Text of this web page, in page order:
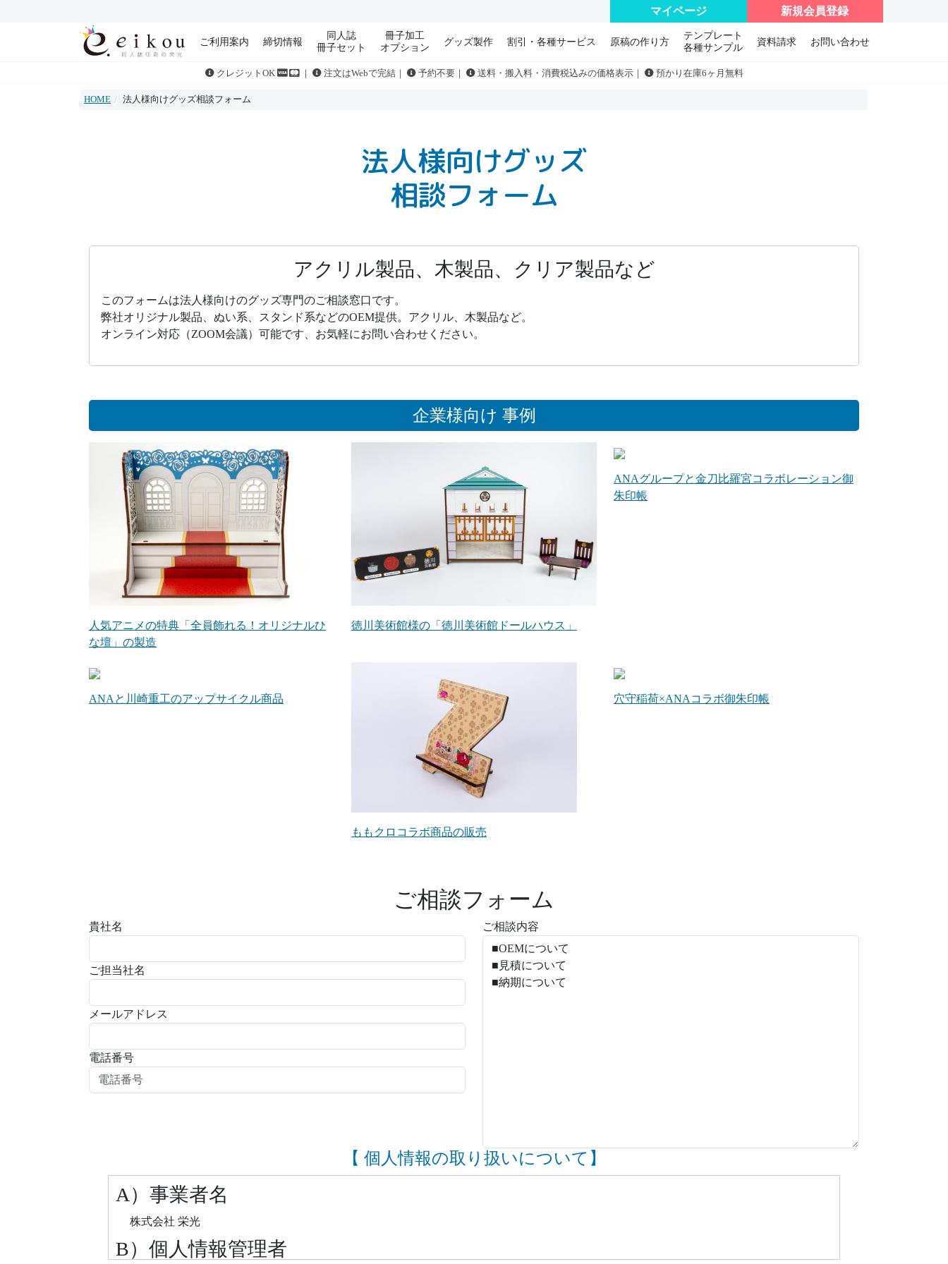
マイページ 新規会員登録
ご利用案内 締切情報
同人誌
冊子セット
冊子加工
オプション
グッズ製作 割引・各種サービス 原稿の作り方
テンプレート
各種サンプル
資料請求 お問い合わせ
クレジットOK 注文はWebで完結｜ 予約不要｜ 送料・搬入料・消費税込みの価格表示｜ 預かり在庫6ヶ月無料
HOME 法人様向けグッズ相談フォーム
法人様向けグッズ
相談フォーム
アクリル製品、木製品、クリア製品など
このフォームは法人様向けのグッズ専門のご相談窓口です。
弊社オリジナル製品、ぬい系、スタンド系などのOEM提供。アクリル、木製品など。
オンライン対応（ZOOM会議）可能です、お気軽にお問い合わせください。
企業様向け 事例
人気アニメの特典「全員飾れる！オリジナルひ
な壇」の製造
徳川美術館様の「徳川美術館ドールハウス」
ANAグループと金刀比羅宮コラボレーション御
朱印帳
ANAと川崎重工のアップサイクル商品
ももクロコラボ商品の販売
穴守稲荷×ANAコラボ御朱印帳
ご相談フォーム
貴社名
ご担当社名
メールアドレス
電話番号
ご相談内容
【 個人情報の取り扱いについて】
A）事業者名
株式会社 栄光
B）個人情報管理者